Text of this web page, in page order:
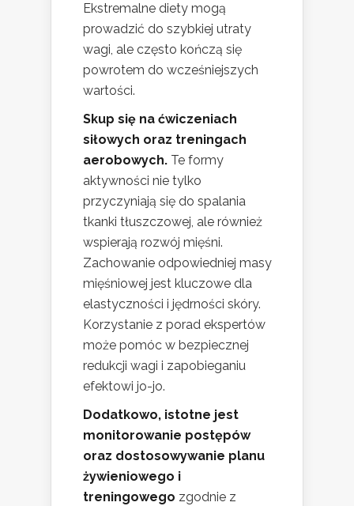
Ekstremalne diety mogą
prowadzić do szybkiej utraty
wagi, ale często kończą się
powrotem do wcześniejszych
wartości.
Skup się na ćwiczeniach
siłowych oraz treningach
aerobowych. Te formy
aktywności nie tylko
przyczyniają się do spalania
tkanki tłuszczowej, ale również
wspierają rozwój mięśni.
Zachowanie odpowiedniej masy
mięśniowej jest kluczowe dla
elastyczności i jędrności skóry.
Korzystanie z porad ekspertów
może pomóc w bezpiecznej
redukcji wagi i zapobieganiu
efektowi jo-jo.
Dodatkowo, istotne jest
monitorowanie postępów
oraz dostosowywanie planu
żywieniowego i
treningowego zgodnie z